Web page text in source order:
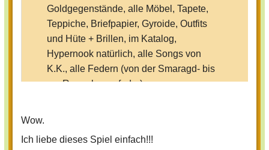
Goldgegenstände, alle Möbel, Tapete,
Teppiche, Briefpapier, Gyroide, Outfits
und Hüte + Brillen, im Katalog,
Hypernook natürlich, alle Songs von
K.K., alle Federn (von der Smaragd- bis
zur Regenbogenfeder)...
Wow.
Ich liebe dieses Spiel einfach!!!